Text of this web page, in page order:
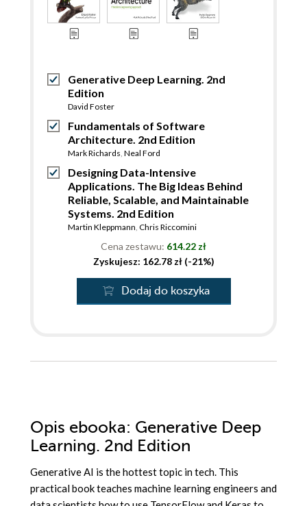
Generative Deep Learning. 2nd
Edition
David Foster
Fundamentals of Software
Architecture. 2nd Edition
Mark Richards, Neal Ford
Designing Data-Intensive
Applications. The Big Ideas Behind
Reliable, Scalable, and Maintainable
Systems. 2nd Edition
Martin Kleppmann, Chris Riccomini
Cena zestawu: 614.22 zł
Zyskujesz: 162.78 zł (-21%)
Dodaj do koszyka
Opis ebooka: Generative Deep
Learning. 2nd Edition
Generative AI is the hottest topic in tech. This
practical book teaches machine learning engineers and